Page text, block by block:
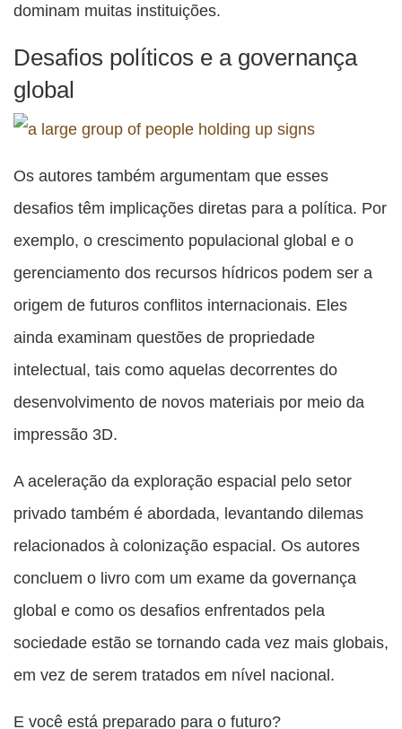
dominam muitas instituições.
Desafios políticos e a governança
global
Os autores também argumentam que esses
desafios têm implicações diretas para a política. Por
exemplo, o crescimento populacional global e o
gerenciamento dos recursos hídricos podem ser a
origem de futuros conflitos internacionais. Eles
ainda examinam questões de propriedade
intelectual, tais como aquelas decorrentes do
desenvolvimento de novos materiais por meio da
impressão 3D.
A aceleração da exploração espacial pelo setor
privado também é abordada, levantando dilemas
relacionados à colonização espacial. Os autores
concluem o livro com um exame da governança
global e como os desafios enfrentados pela
sociedade estão se tornando cada vez mais globais,
em vez de serem tratados em nível nacional.
E você está preparado para o futuro?